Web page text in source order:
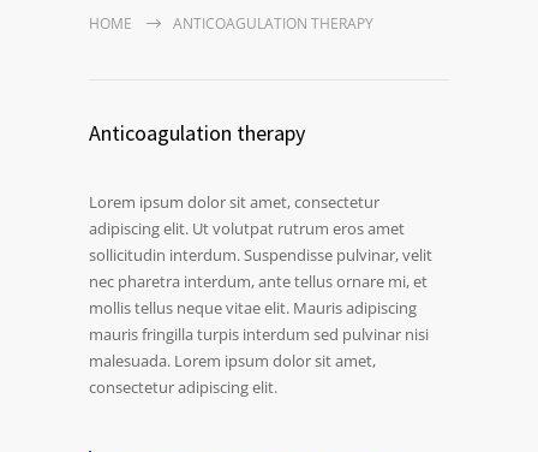
HOME ANTICOAGULATION THERAPY
Anticoagulation therapy
Lorem ipsum dolor sit amet, consectetur
adipiscing elit. Ut volutpat rutrum eros amet
sollicitudin interdum. Suspendisse pulvinar, velit
nec pharetra interdum, ante tellus ornare mi, et
mollis tellus neque vitae elit. Mauris adipiscing
mauris fringilla turpis interdum sed pulvinar nisi
malesuada. Lorem ipsum dolor sit amet,
consectetur adipiscing elit.